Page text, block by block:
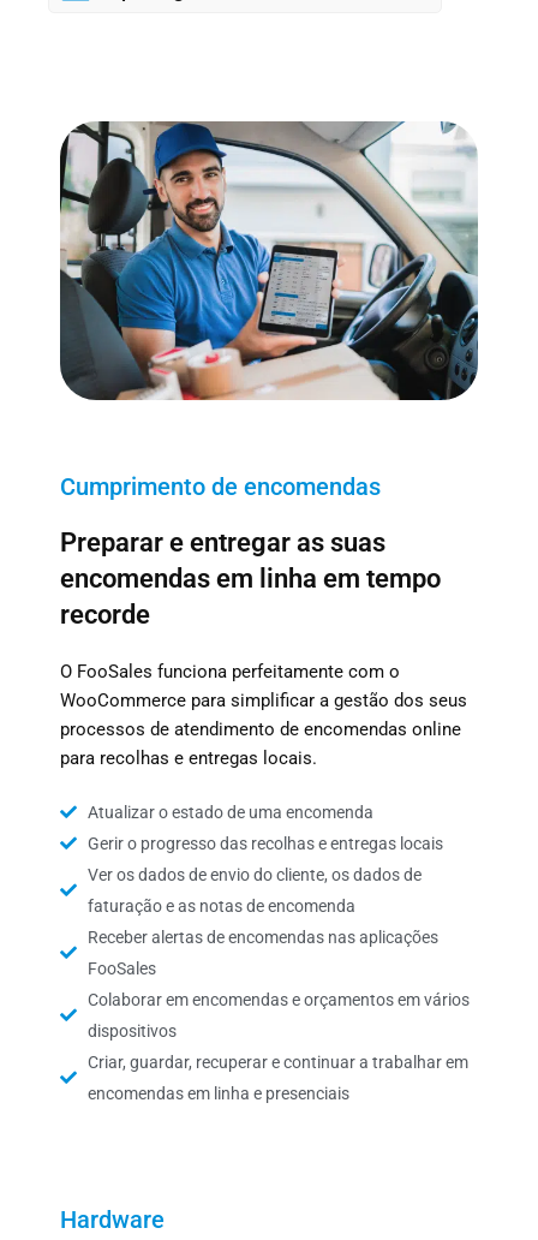
Cumprimento de encomendas
Preparar e entregar as suas
encomendas em linha em tempo
recorde
O FooSales funciona perfeitamente com o
WooCommerce para simplificar a gestão dos seus
processos de atendimento de encomendas online
para recolhas e entregas locais.
Atualizar o estado de uma encomenda
Gerir o progresso das recolhas e entregas locais
Ver os dados de envio do cliente, os dados de
faturação e as notas de encomenda
Receber alertas de encomendas nas aplicações
FooSales
Colaborar em encomendas e orçamentos em vários
dispositivos
Criar, guardar, recuperar e continuar a trabalhar em
encomendas em linha e presenciais
Hardware